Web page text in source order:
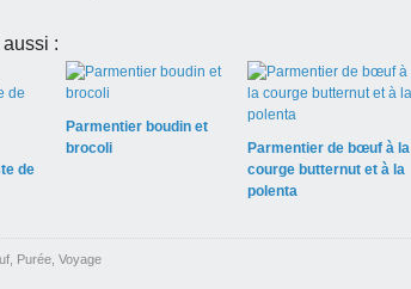
:
de
Parmentier boudin et
brocoli
Parmentier de bœuf à la
courge butternut et à la
polenta
Purée Voyage